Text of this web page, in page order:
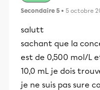
Secondaire 5 • 5 octobre
salutt
sachant que la
est de 0,500 mol/L
10,0 mL je dois
je ne suis pas sure